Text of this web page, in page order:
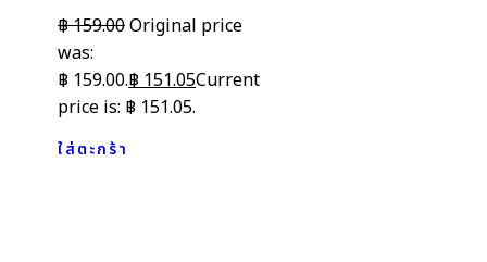
฿159.00Original price
was:
฿ 159.00.฿151.05Current
price is: ฿ 151.05.
ใส่ตะกร้า